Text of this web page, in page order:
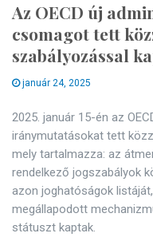
Az OECD új
csomagot tett
szabályozással
január 24, 2025
2025. január 15-én az
iránymutatásokat tett
mely tartalmazza: az
rendelkező jogszabályok
azon joghatóságok
megállapodott
státuszt kaptak.